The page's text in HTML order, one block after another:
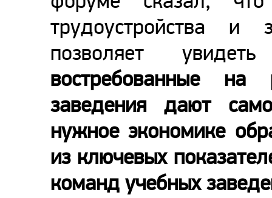
трудоустройства и
позволяет
востребованные
заведения дают
нужное экономике
из ключевых
команд учебных